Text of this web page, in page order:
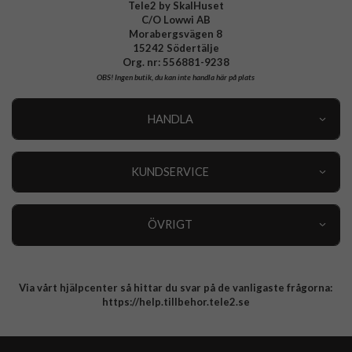
Tele2 by SkalHuset
C/O Lowwi AB
Morabergsvägen 8
15242 Södertälje
Org. nr: 556881-9238
OBS!Ingen butik, du kan inte handla här på plats
HANDLA
KUNDSERVICE
ÖVRIGT
Integritetspolicy
Via vårt hjälpcenter så hittar du svar på de vanligaste frågorna:
https://help.tillbehor.tele2.se